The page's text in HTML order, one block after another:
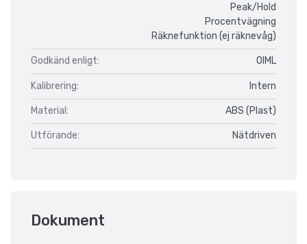
Peak/Hold
Procentvägning
Räknefunktion (ej räknevåg)
Godkänd enligt: OIML
Kalibrering: Intern
Material: ABS (Plast)
Utförande: Nätdriven
Dokument